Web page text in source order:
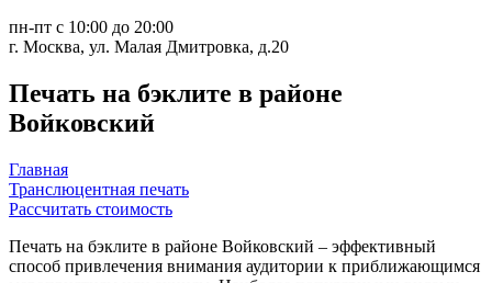
пн-пт с 10:00 до 20:00
г. Москва, ул. Малая Дмитровка, д.20
Печать на бэклите в районе
Войковский
Главная
Транслюцентная печать
Рассчитать стоимость
Печать на бэклите в районе Войковский – эффективный
способ привлечения внимания аудитории к приближающимся